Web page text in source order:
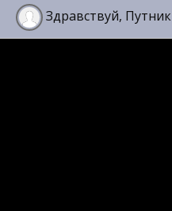
Здравствуй, Путник